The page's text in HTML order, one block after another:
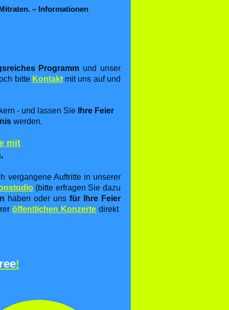
– Informationen
Programm und unser
bitte Kontakt mit uns auf und
- und lassen Sie
Ihre Feier
werden.
mit
vergangene Auftritte in unserer
(bitte erfragen Sie dazu
haben oder unsfür Ihre Feier
öffentlichen Konzerte direkt
!